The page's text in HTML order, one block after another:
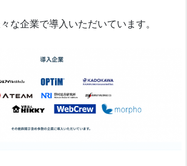
な企業で導入いただいています。